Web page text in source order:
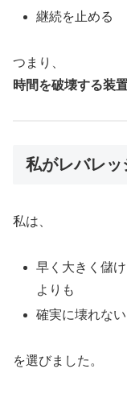
継続を止める
つまり、
時間を破壊する装
私がレバレ
私は、
早く大きく儲
よりも
確実に壊れない
を選びました。